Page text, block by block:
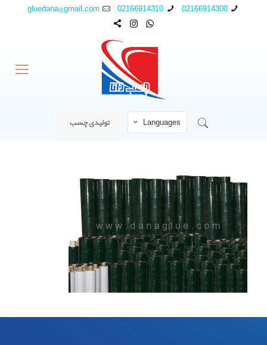
02166914300
02166914310
gluedana@gmail.com
Languages تولیدی چسب